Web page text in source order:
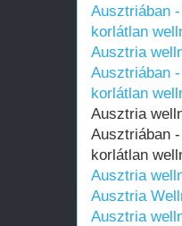
Ausztriában
korlátlan
Ausztria
Ausztriában
korlátlan
Ausztria
Ausztriában
korlátlan
Ausztria
Ausztria
Ausztria